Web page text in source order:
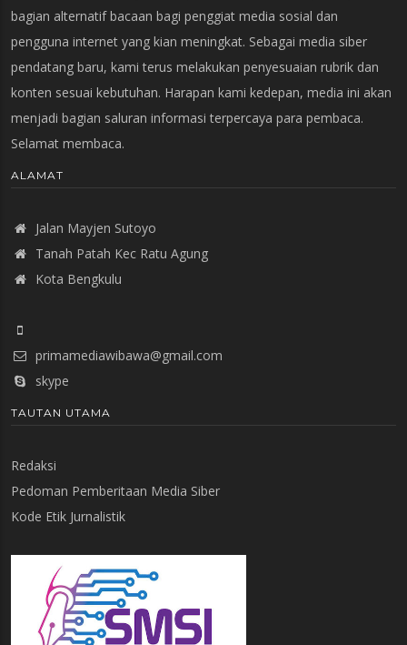
bagian alternatif bacaan bagi penggiat media sosial dan
pengguna internet yang kian meningkat. Sebagai media siber
pendatang baru, kami terus melakukan penyesuaian rubrik dan
konten sesuai kebutuhan. Harapan kami kedepan, media ini akan
menjadi bagian saluran informasi terpercaya para pembaca.
Selamat membaca.
ALAMAT
Jalan Mayjen Sutoyo
Tanah Patah Kec Ratu Agung
Kota Bengkulu
primamediawibawa@gmail.com
skype
TAUTAN UTAMA
Redaksi
Pedoman Pemberitaan Media Siber
Kode Etik Jurnalistik